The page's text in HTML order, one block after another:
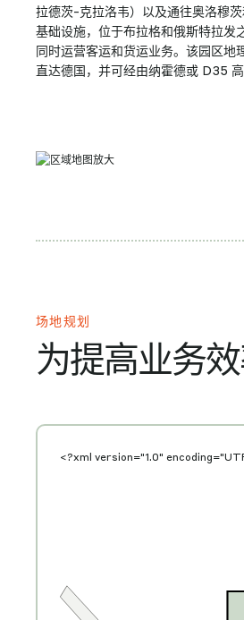
拉德茨-克拉洛韦）以及通往奥洛穆
基础设施，位于布拉格和俄斯特拉发
同时运营客运和货运业务。该园区
直达德国，并可经由纳霍德或 D35 高
场地规划
为提高业务
<?xml version="1.0"